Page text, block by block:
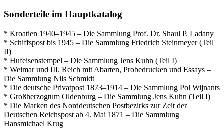
Sonderteile im Hauptkatalog
* Kroatien 1940–1945 – Die Sammlung Prof. Dr. Shaul P. Ladany
* Schiffspost bis 1945 – Die Sammlung Friedrich Steinmeyer (Teil
II)
* Hufeisenstempel – Die Sammlung Jens Kuhn (Teil I)
* Weimar und III. Reich mit Abarten, Probedrucken und Essays –
Die Sammlung Nils Schmidt
* Die deutsche Privatpost 1873–1914 – Die Sammlung Pol Wijnants
* Großherzogtum Oldenburg – Die Sammlung Jens Kuhn (Teil I)
* Die Marken des Norddeutschen Postbezirks zur Zeit der
Deutschen Reichspost ab 4. Mai 1871 – Die Sammlung
Hansmichael Krug